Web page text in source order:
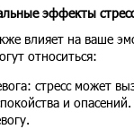
эффекты
влияет на ваше
относиться:
стресс может
и